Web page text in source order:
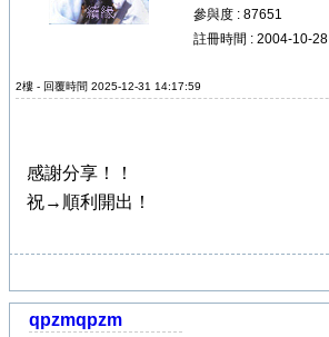
參與度 : 87651
註冊時間 : 2004-10-28
2樓 - 回覆時間 2025-12-31 14:17:59
感謝分享！！
祝→順利開出！
qpzmqpzm